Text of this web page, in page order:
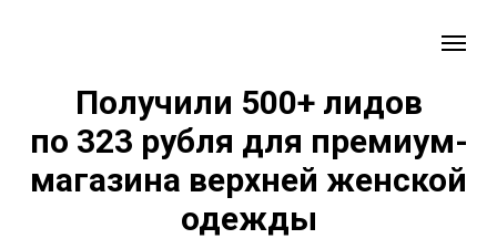
Получили 500+ лидов
по 323 рубля для премиум-
магазина верхней женской
одежды